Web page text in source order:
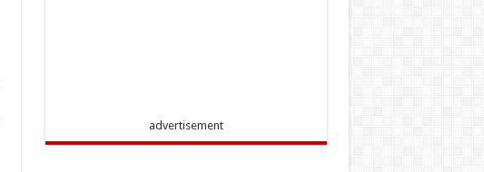
advertisement